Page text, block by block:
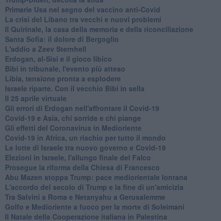
Primarie Usa nel segno del vaccino anti-Covid
La crisi del Libano tra vecchi e nuovi problemi
Il Quirinale, la casa della memoria e della riconciliazione
Santa Sofia: il dolore di Bergoglio
L'addio a ​Zeev Sternhell
Erdogan, al-Sisi e il gioco libico
Bibi in tribunale, l'evento più atteso
Libia, tensione pronta a esplodere
Israele riparte. Con il vecchio Bibi in sella
Il 25 aprile virtuale
Gli errori di Erdogan nell'affrontare il Covid-19
Covid-19 e Asia, chi sorride e chi piange
Gli effetti del Coronavirus in Medioriente
Covid-19 in Africa, un rischio per tutto il mondo
Le lotte di Israele tra nuovo governo e Covid-19
Elezioni in Israele, l'allungo finale del Falco
Prosegue la riforma della Chiesa di Francesco
Abu Mazen stoppa Trump: pace mediorientale lontana
L'accordo del secolo di Trump e la fine di un'amicizia
Tra Salvini a Roma e Netanyahu a Gerusalemme
Golfo e Medioriente a fuoco per la morte di Soleimani
Il Natale della Cooperazione italiana in Palestina